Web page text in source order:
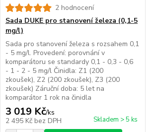
2 hodnocení
Sada DUKE pro stanovení železa (0,1-5
mg/l)
Sada pro stanovení železa s rozsahem 0,1
- 5 mg/l. Provedení: porovnání v
komparátoru se standardy 0,1 - 0,3 - 0,6
- 1 - 2 - 5 mg/l Činidla: Z1 (200
zkoušek), Z2 (200 zkoušek), Z3 (200
zkoušek) Záruční doba: 5 let na
komparátor 1 rok na činidla
3 019 Kč/ks
2 495 Kč bez DPH Skladem > 5 ks